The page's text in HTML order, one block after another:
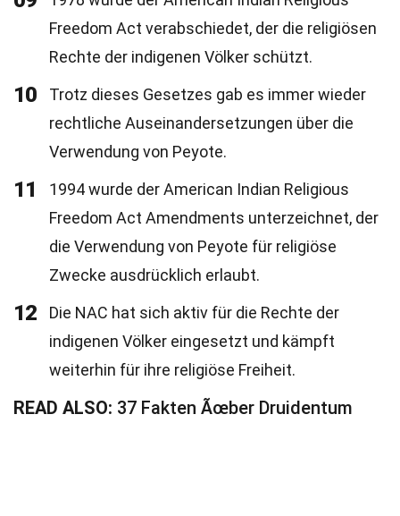
Freedom Act verabschiedet, der die religiösen
Rechte der indigenen Völker schützt.
10
Trotz dieses Gesetzes gab es immer wieder
rechtliche Auseinandersetzungen über die
Verwendung von Peyote.
11
1994 wurde der American Indian Religious
Freedom Act Amendments unterzeichnet, der
die Verwendung von Peyote für religiöse
Zwecke ausdrücklich erlaubt.
12
Die NAC hat sich aktiv für die Rechte der
indigenen Völker eingesetzt und kämpft
weiterhin für ihre religiöse Freiheit.
READ ALSO: 37 Fakten Ãœber Druidentum